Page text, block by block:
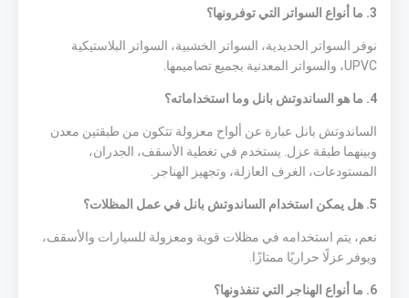
3. ما أنواع السواتر التي توفرونها؟
نوفر السواتر الحديدية، السواتر الخشبية، السواتر البلاستيكية
UPVC، والسواتر المعدنية بجميع تصاميمها.
4. ما هو الساندوتش بانل وما استخداماته؟
الساندوتش بانل عبارة عن ألواح معزولة تتكون من طبقتين معدن
وبينهما طبقة عزل. يستخدم في تغطية الأسقف، الجدران،
المستودعات، الغرف العازلة، وتجهيز الهناجر.
5. هل يمكن استخدام الساندوتش بانل في عمل المظلات؟
نعم، يتم استخدامه في مظلات قوية ومعزولة للسيارات والأسقف،
ويوفر عزلًا حراريًا ممتازًا.
6. ما أنواع الهناجر التي تنفذونها؟